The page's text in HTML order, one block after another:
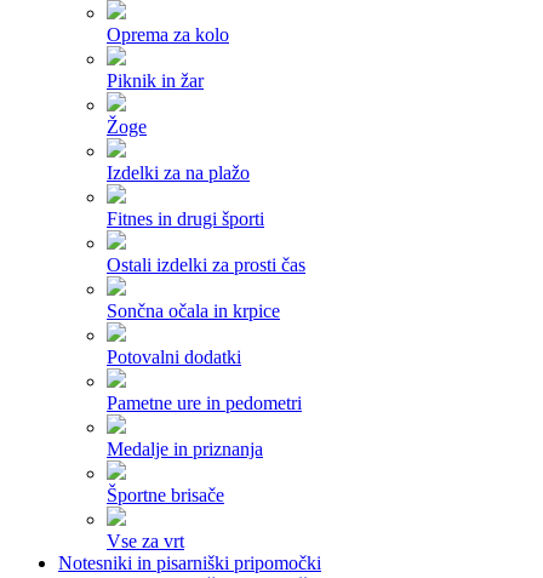
Oprema za kolo
Piknik in žar
Žoge
Izdelki za na plažo
Fitnes in drugi športi
Ostali izdelki za prosti čas
Sončna očala in krpice
Potovalni dodatki
Pametne ure in pedometri
Medalje in priznanja
Športne brisače
Vse za vrt
Notesniki in pisarniški pripomočki